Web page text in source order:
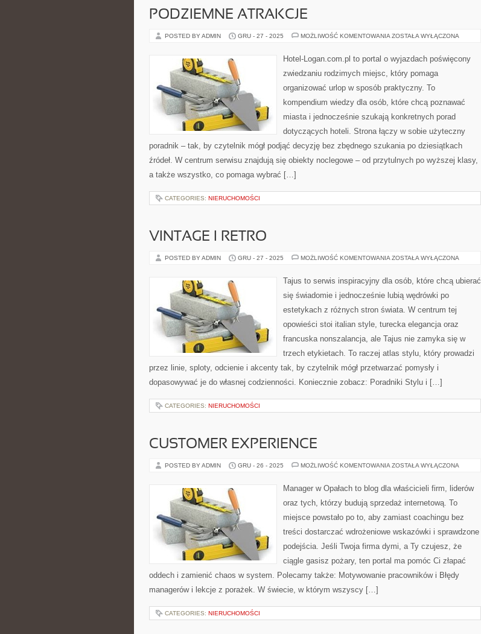
PODZIEMNE ATRAKCJE
POSTED BY ADMIN GRU - 27 - 2025 MOŻLIWOŚĆ KOMENTOWANIA PODZIEMNE
ZOSTAŁA WYŁĄCZONA
Hotel-Logan.com.pl to portal o wyjazdach poświęcony
zwiedzaniu rodzimych miejsc, który pomaga
organizować urlop w sposób praktyczny. To
kompendium wiedzy dla osób, które chcą poznawać
miasta i jednocześnie szukają konkretnych porad
dotyczących hoteli. Strona łączy w sobie użyteczny
poradnik – tak, by czytelnik mógł podjąć decyzję bez zbędnego szukania po dziesiątkach
źródeł. W centrum serwisu znajdują się obiekty noclegowe – od przytulnych po wyższej klasy,
a także wszystko, co pomaga wybrać […]
CATEGORIES: NIERUCHOMOŚCI
VINTAGE I RETRO
POSTED BY ADMIN GRU - 27 - 2025 MOŻLIWOŚĆ KOMENTOWANIA VINTAGE
ZOSTAŁA WYŁĄCZONA
Tajus to serwis inspiracyjny dla osób, które chcą ubierać
się świadomie i jednocześnie lubią wędrówki po
estetykach z różnych stron świata. W centrum tej
opowieści stoi italian style, turecka elegancja oraz
francuska nonszalancja, ale Tajus nie zamyka się w
trzech etykietach. To raczej atlas stylu, który prowadzi
przez linie, sploty, odcienie i akcenty tak, by czytelnik mógł przetwarzać pomysły i
dopasowywać je do własnej codzienności. Koniecznie zobacz: Poradniki Stylu i […]
CATEGORIES: NIERUCHOMOŚCI
CUSTOMER EXPERIENCE
POSTED BY ADMIN GRU - 26 - 2025 MOŻLIWOŚĆ KOMENTOWANIA CUSTOMER
ZOSTAŁA WYŁĄCZONA
Manager w Opałach to blog dla właścicieli firm, liderów
oraz tych, którzy budują sprzedaż internetową. To
miejsce powstało po to, aby zamiast coachingu bez
treści dostarczać wdrożeniowe wskazówki i sprawdzone
podejścia. Jeśli Twoja firma dymi, a Ty czujesz, że
ciągle gasisz pożary, ten portal ma pomóc Ci złapać
oddech i zamienić chaos w system. Polecamy także: Motywowanie pracowników i Błędy
managerów i lekcje z porażek. W świecie, w którym wszyscy […]
CATEGORIES: NIERUCHOMOŚCI